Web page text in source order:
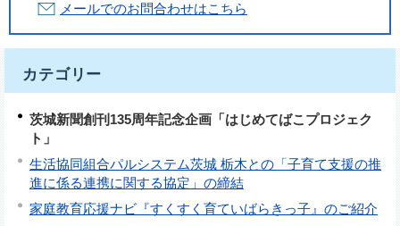
メールでのお問合わせはこちら
カテゴリー
茨城新聞創刊135周年記念企画「はじめてばこプロジェク
ト」
生活協同組合パルシステム茨城 栃木との「子育て支援の推
進に係る連携に関する協定」の締結
家庭教育応援ナビ『すくすく育ていばらきっ子』のご紹介